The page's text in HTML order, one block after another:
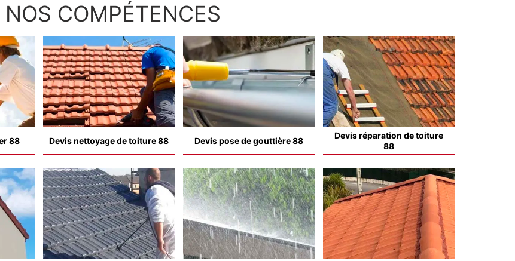
NOS COMPÉTENCES
88 Devis nettoyage de toiture 88 Devis pose de gouttière 88
Devis réparation de toiture
88